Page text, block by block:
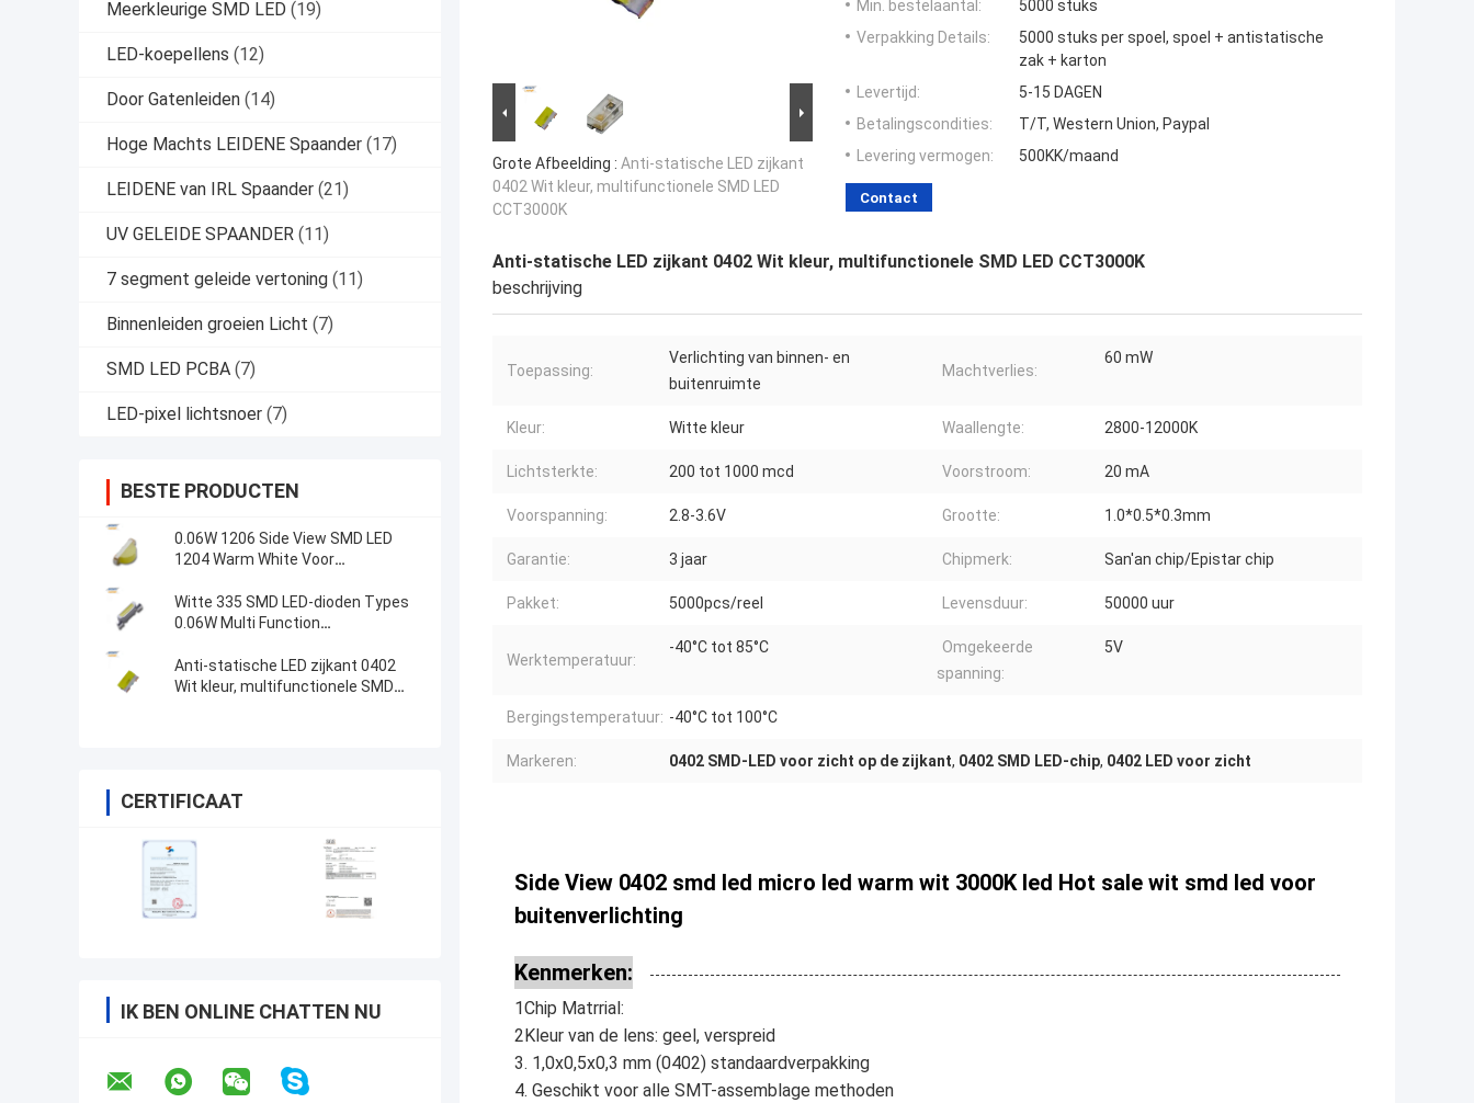
Meerkleurige SMD LED (19)
LED-koepellens (12)
Door Gatenleiden (14)
Hoge Machts LEIDENE Spaander (17)
LEIDENE van IRL Spaander (21)
UV GELEIDE SPAANDER (11)
7 segment geleide vertoning (11)
Binnenleiden groeien Licht (7)
SMD LED PCBA (7)
LED-pixel lichtsnoer (7)
BESTE PRODUCTEN
0.06W 1206 Side View SMD LED
1204 Warm White Voor
Witte 335 SMD LED-dioden Types
0.06W Multi Function
Anti-statische LED zijkant 0402
Wit kleur, multifunctionele SMD
CERTIFICAAT
IK BEN ONLINE CHATTEN NU
Grote Afbeelding : Anti-statische LED zijkant
0402 Wit kleur, multifunctionele SMD LED
CCT3000K
Min. bestelaantal:
5000 stuks
Verpakking Details:
5000 stuks per spoel, spoel + antistatische
zak + karton
Levertijd:
5-15 DAGEN
Betalingscondities:
T/T, Western Union, Paypal
Levering vermogen:
500KK/maand
Contact
Anti-statische LED zijkant 0402 Wit kleur, multifunctionele SMD LED CCT3000K
beschrijving
Toepassing:
Verlichting van binnen- en
buitenruimte
Machtverlies:
60 mW
Kleur: Witte kleur Waallengte: 2800-12000K
Lichtsterkte: 200 tot 1000 mcd Voorstroom: 20 mA
Voorspanning: 2.8-3.6V Grootte: 1.0*0.5*0.3mm
Garantie: 3 jaar Chipmerk: San'an chip/Epistar chip
Pakket: 5000pcs/reel Levensduur: 50000 uur
Werktemperatuur:
-40°C tot 85°C
Omgekeerde
spanning:
5V
Bergingstemperatuur: -40°C tot 100°C
Markeren: 0402 SMD-LED voor zicht op de zijkant, 0402 SMD LED-chip, 0402 LED voor zicht
Side View 0402 smd led micro led warm wit 3000K led Hot sale wit smd led voor
buitenverlichting
Kenmerken:
1Chip Matrrial:
2Kleur van de lens: geel, verspreid
3. 1,0x0,5x0,3 mm (0402) standaardverpakking
4. Geschikt voor alle SMT-assemblage methoden